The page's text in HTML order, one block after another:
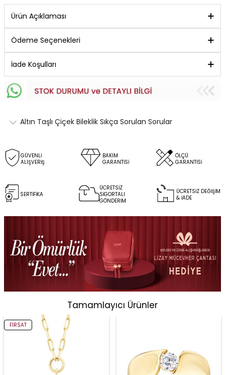
Ürün Açıklaması
Ödeme Seçenekleri
İade Koşulları
Altın Taşlı Çiçek Bileklik Sıkça Sorulan Sorular
GÜVENLİ
ALIŞVERİŞ
BAKIM
GARANTİSİ
ÖLÇÜ
GARANTİSİ
SERTİFİKA
ÜCRETSİZ
SİGORTALI
GÖNDERİM
ÜCRETSİZ DEĞİŞİM
& İADE
Tamamlayıcı Ürünler
FIRSAT